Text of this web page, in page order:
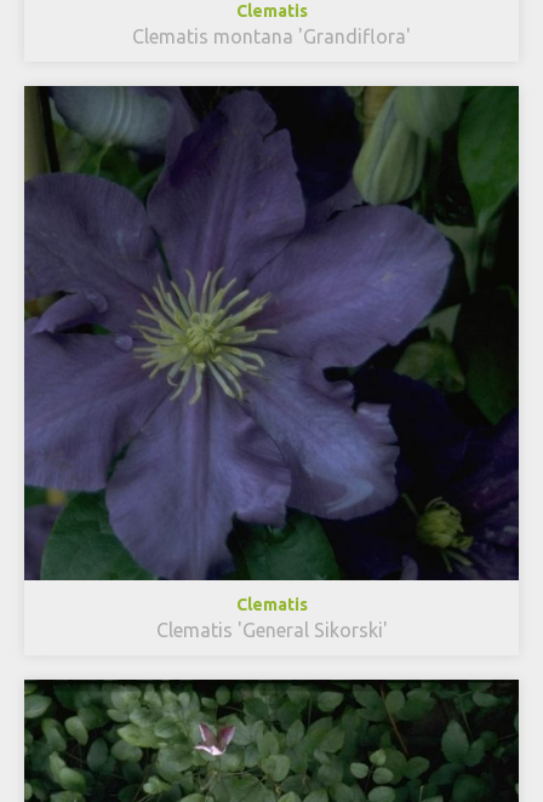
Clematis
Clematis montana 'Grandiflora'
Clematis
Clematis 'General Sikorski'